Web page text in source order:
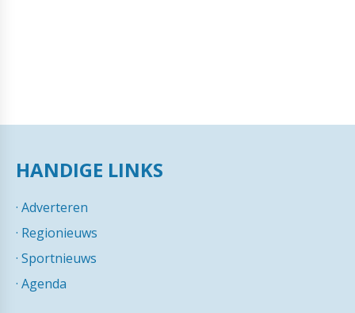
HANDIGE LINKS
· Adverteren
· Regionieuws
· Sportnieuws
· Agenda